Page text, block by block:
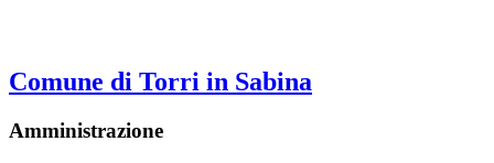
Comune di Torri in Sabina
Amministrazione